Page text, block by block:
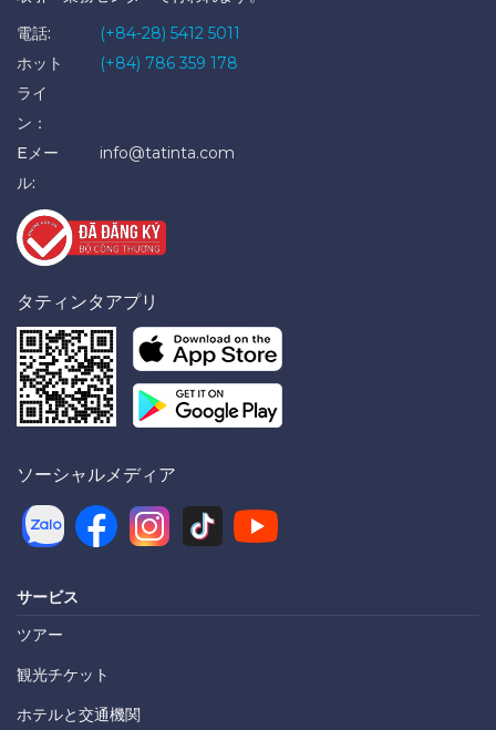
電話:
(+84-28) 5412 5011
ホット
ライ
ン：
(+84) 786 359 178
Eメー
ル:
info@tatinta.com
タティンタアプリ
ソーシャルメディア
サービス
ツアー
観光チケット
ホテルと交通機関